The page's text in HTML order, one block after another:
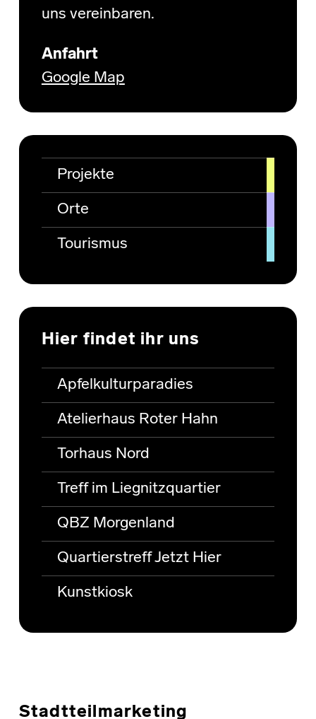
uns vereinbaren.
Anfahrt
Google Map
Projekte
Orte
Tourismus
Hier findet ihr uns
Apfelkulturparadies
Atelierhaus Roter Hahn
Torhaus Nord
Treff im Liegnitzquartier
QBZ Morgenland
Quartierstreff Jetzt Hier
Kunstkiosk
Stadtteilmarketing